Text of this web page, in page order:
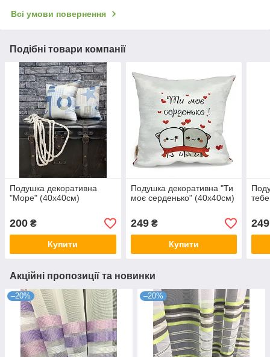
Всі умови повернення
Подібні товари компанії
Подушка декоративна
"Море" (40х40см)
200 ₴
Купити
Подушка декоративна "Ти
моє серденько" (40х40см)
249₴
Купити
249
Акційні пропозиції та новинки
–20% –20%